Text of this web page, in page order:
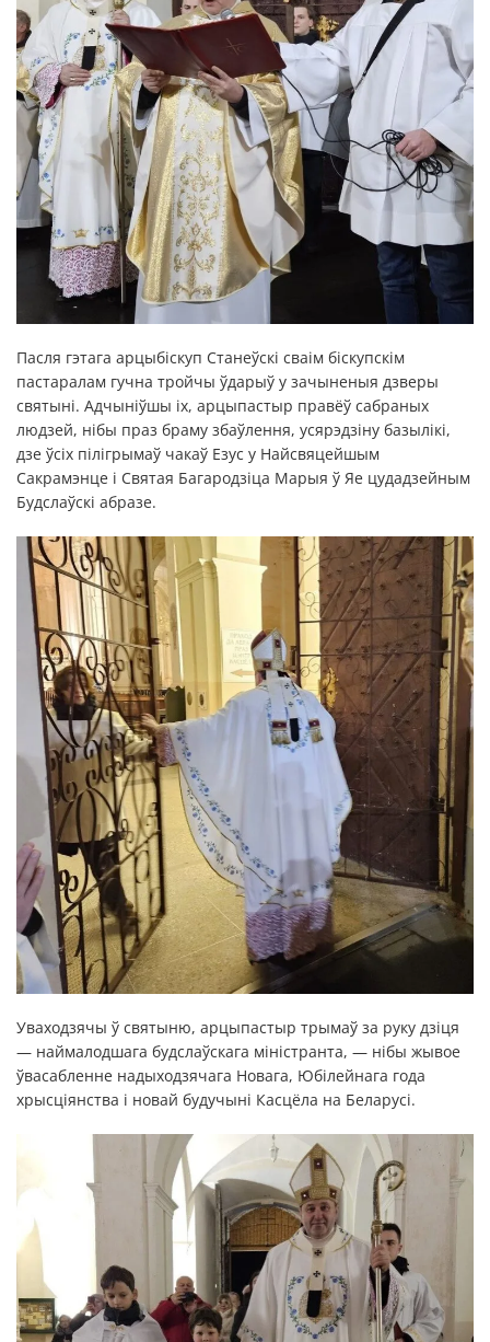
Пасля гэтага арцыбіскуп Станеўскі сваім біскупскім
пастаралам гучна тройчы ўдарыў у зачыненыя дзверы
святыні. Адчыніўшы іх, арцыпастыр правёў сабраных
людзей, нібы праз браму збаўлення, усярэдзіну базылікі,
дзе ўсіх пілігрымаў чакаў Езус у Найсвяцейшым
Сакрамэнце і Святая Багародзіца Марыя ў Яе цудадзейным
Будслаўскі абразе.
Уваходзячы ў святыню, арцыпастыр трымаў за руку дзіця
— наймалодшага будслаўскага міністранта, — нібы жывое
ўвасабленне надыходзячага Новага, Юбілейнага года
хрысціянства і новай будучыні Касцёла на Беларусі.